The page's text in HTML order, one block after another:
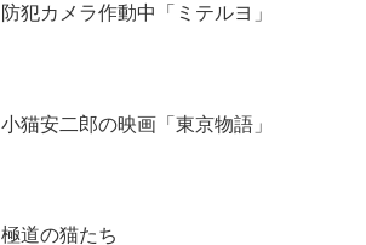
防犯カメラ作動中「ミテルヨ」
小猫安二郎の映画「東京物語」
極道の猫たち